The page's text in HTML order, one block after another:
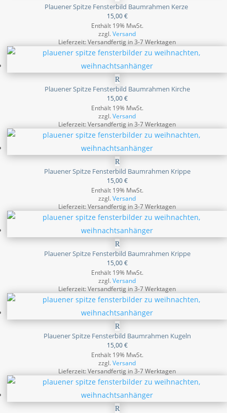
Plauener Spitze Fensterbild Baumrahmen Kerze
15,00€
Enthält 19% MwSt.
zzgl.Versand
Lieferzeit: Versandfertig in 3-7 Werktagen
Plauener Spitze Fensterbild Baumrahmen Kirche
15,00€
Enthält 19% MwSt.
zzgl.Versand
Lieferzeit: Versandfertig in 3-7 Werktagen
Plauener Spitze Fensterbild Baumrahmen Krippe
15,00€
Enthält 19% MwSt.
zzgl.Versand
Lieferzeit: Versandfertig in 3-7 Werktagen
Plauener Spitze Fensterbild Baumrahmen Krippe
15,00€
Enthält 19% MwSt.
zzgl.Versand
Lieferzeit: Versandfertig in 3-7 Werktagen
Plauener Spitze Fensterbild Baumrahmen Kugeln
15,00€
Enthält 19% MwSt.
zzgl.Versand
Lieferzeit: Versandfertig in 3-7 Werktagen